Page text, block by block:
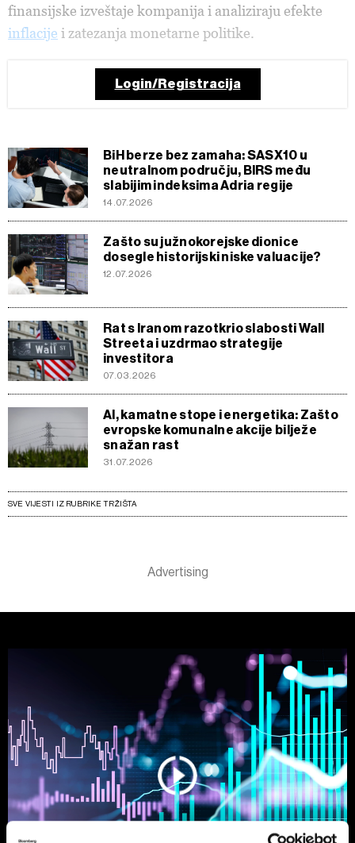
finansijske izveštaje kompanija i analiziraju efekte
inflacije i zatezanja monetarne politike.
Login/Registracija
BiH berze bez zamaha: SASX10 u
neutralnom području, BIRS među
slabijim indeksima Adria regije
14.07.2026
Zašto su južnokorejske dionice
dosegle historijski niske valuacije?
12.07.2026
Rat s Iranom razotkrio slabosti Wall
Streeta i uzdrmao strategije
investitora
07.03.2026
AI, kamatne stope i energetika: Zašto
evropske komunalne akcije bilježe
snažan rast
31.07.2026
SVE VIJESTI IZ RUBRIKE TRŽIŠTA